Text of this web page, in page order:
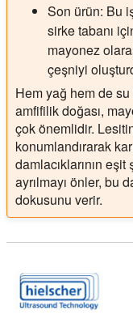
Son ürün: Bu
sirke tabanı
mayonez
çeşniyi
Hem yağ hem de
amfifilik doğası,
çok önemlidir.
konumlandırarak
damlacıklarının
ayrılmayı önler, bu
dokusunu verir.